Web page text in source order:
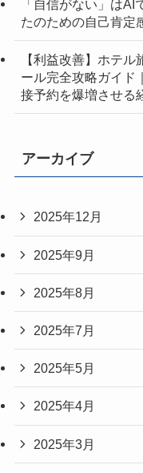
「自信がない」は
たのための自己肯定
【利益改善】ホテ
ール完全攻略ガイド
接予約を爆増させる
アーカイブ
2025年12月
2025年9月
2025年8月
2025年7月
2025年5月
2025年4月
2025年3月